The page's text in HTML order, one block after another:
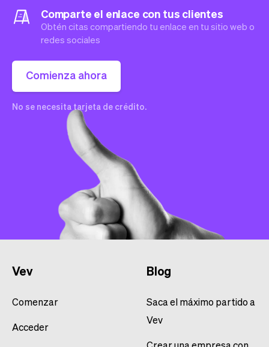
Comparte el enlace con tus clientes
Obtén citas compartiendo tu enlace en tu sitio web o
redes sociales
Comienza ahora
No se necesita tarjeta de crédito.
Vev
Comenzar
Acceder
Blog
Saca el máximo partido a
Vev